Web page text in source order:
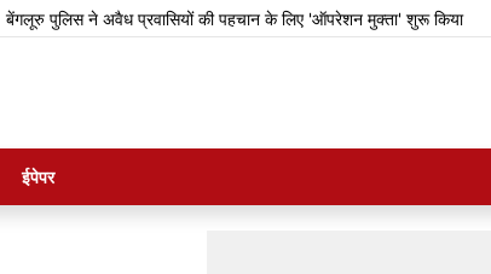
ने अवैध प्रवासियों की पहचान के लिए 'ऑपरेशन मुक्ता' शुरू किया सपा
ईपेपर